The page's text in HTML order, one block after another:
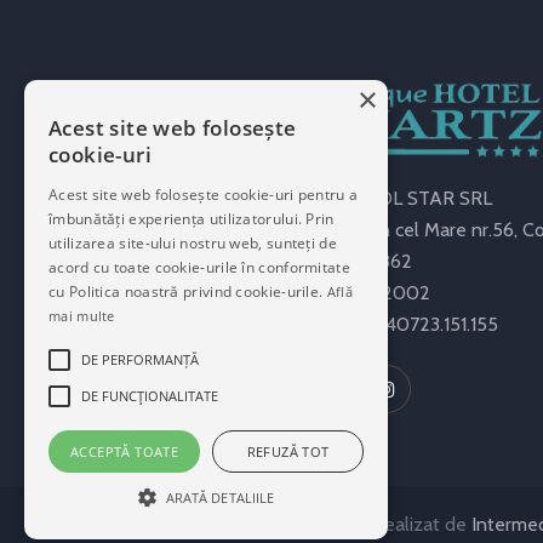
METROPOL STAR SRL
Str. Stefan cel Mare nr.56,
RO15029862
J13/2500/2002
+40723.151.155
Quartz Hotel Boutique 2022. Realizat de
×
Acest site web folosește
cookie-uri
Acest site web folosește cookie-uri pentru a
îmbunătăți experiența utilizatorului. Prin
utilizarea site-ului nostru web, sunteți de
acord cu toate cookie-urile în conformitate
cu Politica noastră privind cookie-urile. Află
mai multe
DE PERFORMANȚĂ
DE FUNCŢIONALITATE
ACCEPTĂ TOATE REFUZĂ TOT
ARATĂ DETALIILE